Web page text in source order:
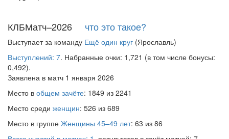
КЛБМатч–2026 что это такое?
Выступает за команду Ещё один круг (Ярославль)
Выступлений: 7. Набранные очки: 1,721 (в том числе бонусы:
0,492).
Заявлена в матч 1 января 2026
Место в общем зачёте: 1849 из 2241
Место среди женщин: 526 из 689
Место в группе Женщины 45–49 лет: 63 из 86